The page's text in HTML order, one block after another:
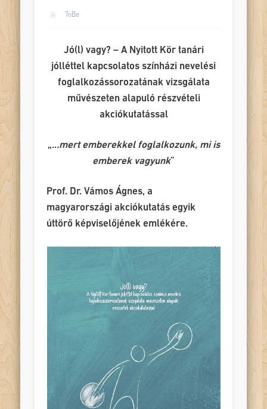
ToBe
Jó(l) vagy? – A Nyitott Kör tanári
jólléttel kapcsolatos színházi nevelési
foglalkozássorozatának vizsgálata
művészeten alapuló részvételi
akciókutatással
„...mert emberekkel foglalkozunk, mi is
emberek vagyunk”
Prof. Dr. Vámos Ágnes, a
magyarországi akciókutatás egyik
úttörő képviselőjének emlékére.